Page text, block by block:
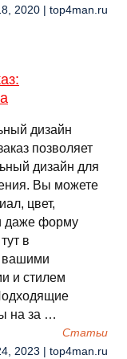
2020 | top4man.ru
дизайн
позволяет
дизайн для
Вы можете
цвет,
даже форму
в
вашими
и стилем
на за …
Cтатьи
2023 | top4man.ru